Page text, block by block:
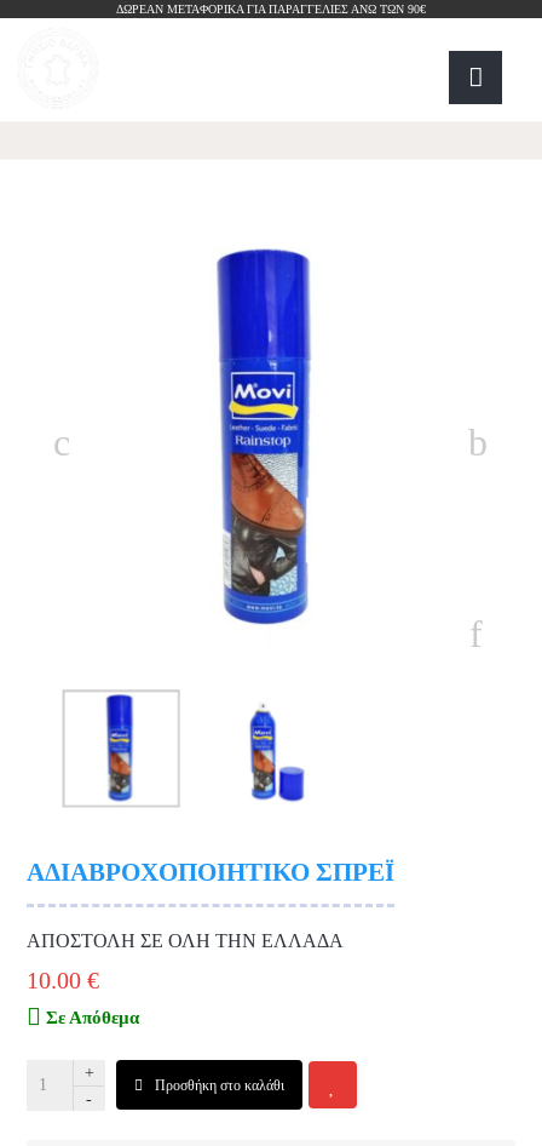
ΔΩΡΕΑΝ ΜΕΤΑΦΟΡΙΚΑ ΓΙΑ ΠΑΡΑΓΓΕΛΙΕΣ ΑΝΩ ΤΩΝ 90€
ΑΔΙΑΒΡΟΧΟΠΟΙΗΤΙΚΟ ΣΠΡΕΪ
ΑΠΟΣΤΟΛΗ ΣΕ ΟΛΗ ΤΗΝ ΕΛΛΑΔΑ
10.00€
Σε Απόθεμα
+
-
Προσθήκη στο καλάθι